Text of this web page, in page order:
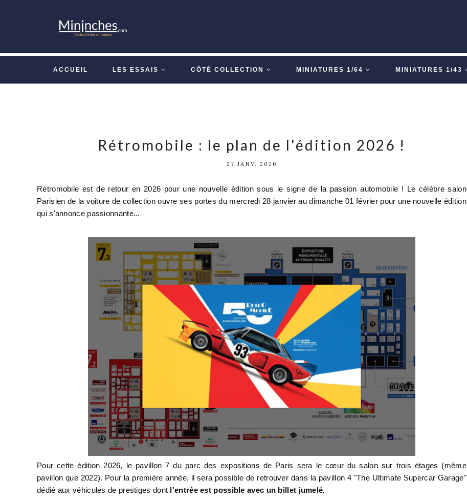
ACCUEIL LES ESSAIS CÔTÉ COLLECTION MINIATURES 1/64 MINIATURES 1/43
Rétromobile : le plan de l'édition 2026 !
27 JANV. 2026
Rétromobile est de retour en 2026 pour une nouvelle édition sous le signe de la passion automobile ! Le célèbre salon
Parisien de la voiture de collection ouvre ses portes du mercredi 28 janvier au dimanche 01 février pour une nouvelle édition
qui s'annonce passionnante...
Pour cette édition 2026, le pavillon 7 du parc des expositions de Paris sera le cœur du salon sur trois étages (même
pavillon que 2022). Pour la première année, il sera possible de retrouver dans la pavillon 4 "The Ultimate Supercar Garage"
dédié aux véhicules de prestiges dont l'entrée est possible avec un billet jumelé.